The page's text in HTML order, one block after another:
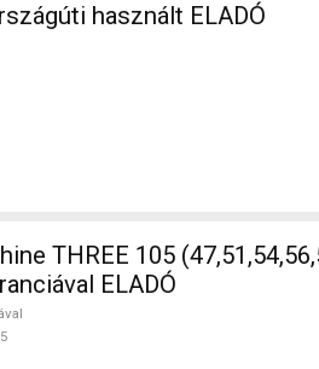
használt ELADÓ
Országúti Shimano
ELADÓ